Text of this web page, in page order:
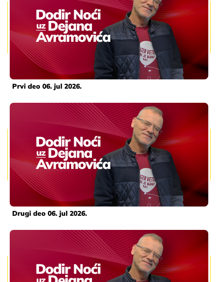
Prvi deo 06. jul 2026.
Drugi deo 06. jul 2026.